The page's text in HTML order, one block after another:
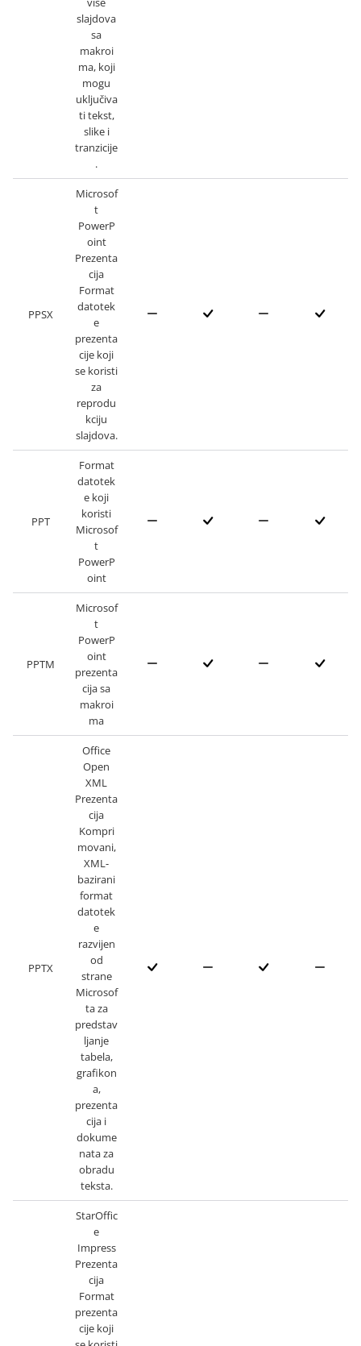
slajdova
sa
makroi
ma, koji
mogu
uključiva
ti tekst,
slike i
tranzicije
.
PPSX
Microsof
t
PowerP
oint
Prezenta
cija
Format
datotek
e
prezenta
cije koji
se koristi
za
reprodu
kciju
slajdova.
PPT
Format
datotek
e koji
koristi
Microsof
t
PowerP
oint
PPTM
Microsof
t
PowerP
oint
prezenta
cija sa
makroi
ma
PPTX
Office
Open
XML
Prezenta
cija
Kompri
movani,
XML-
bazirani
format
datotek
e
razvijen
od
strane
Microsof
ta za
predstav
ljanje
tabela,
grafikon
a,
prezenta
cija i
dokume
nata za
obradu
teksta.
StarOffic
e
Impress
Prezenta
cija
Format
prezenta
cije koji